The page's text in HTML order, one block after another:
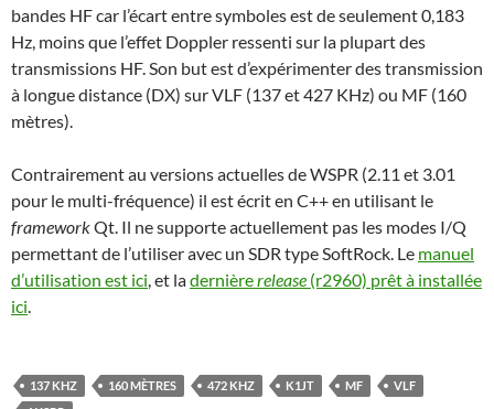
bandes HF car l’écart entre symboles est de seulement 0,183
Hz, moins que l’effet Doppler ressenti sur la plupart des
transmissions HF. Son but est d’expérimenter des transmission
à longue distance (DX) sur VLF (137 et 427 KHz) ou MF (160
mètres).
Contrairement au versions actuelles de WSPR (2.11 et 3.01
pour le multi-fréquence) il est écrit en C++ en utilisant le
frameworkQt. Il ne supporte actuellement pas les modes I/Q
permettant de l’utiliser avec un SDR type SoftRock. Le manuel
d’utilisation est ici, et ladernièrerelease (r2960) prêt à installée
ici.
137 KHZ 160 MÈTRES 472 KHZ K1JT MF
VLF